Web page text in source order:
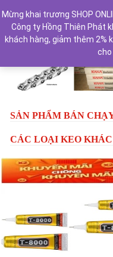
Previous
SẢN PHẨM BÁN
CÁC LOẠI KEO KHÁC
Mừng khai trương SHOP
Công ty Hồng Thiên Phát
khách hàng, giảm thêm 2%
cho